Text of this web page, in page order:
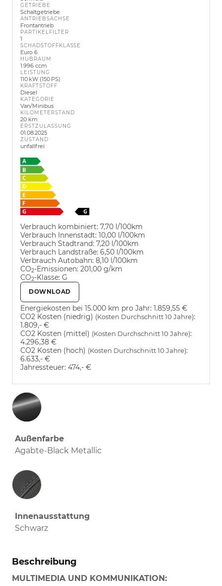
GETRIEBE
Schaltgetriebe
ANTRIEBSACHSE
Frontantrieb
PARTIKELFILTER
1
SCHADSTOFFKLASSE
Euro 6
HUBRAUM
1.996 ccm
LEISTUNG
110 kW (150 PS)
KRAFTSTOFF
Diesel
KATEGORIE
Van/Minibus
KILOMETERSTAND
20 km
ERSTZULASSUNG
01.08.2025
ZUSTAND
unfallfrei
Verbrauch kombiniert: 7,70 l/100km
Verbrauch Innenstadt: 10,00 l/100km
Verbrauch Stadtrand: 7,20 l/100km
Verbrauch Landstraße: 6,50 l/100km
Verbrauch Autobahn: 8,10 l/100km
CO2-Emissionen: 201,00 g/km
CO2-Klasse: G
DOWNLOAD
Energiekosten bei 15.000 km pro Jahr: 1.859,55 €
CO2 Kosten (niedrig) (Kosten Durchschnitt 10 Jahre):
1.809,- €
CO2 Kosten (mittel) (Kosten Durchschnitt 10 Jahre):
4.296,38 €
CO2 Kosten (hoch) (Kosten Durchschnitt 10 Jahre):
6.633,- €
Jahressteuer: 474,- €
Außenfarbe
Agabte-Black Metallic
Innenausstattung
Innenausstattung
Schwarz
Beschreibung
MULTIMEDIA UND KOMMUNIKATION: